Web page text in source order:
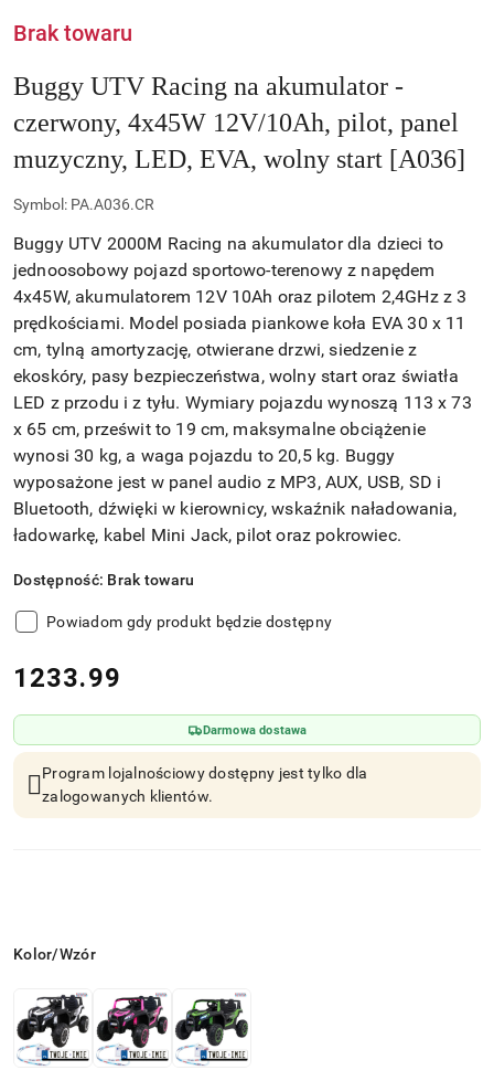
Brak towaru
Buggy UTV Racing na akumulator -
czerwony, 4x45W 12V/10Ah, pilot, panel
muzyczny, LED, EVA, wolny start [A036]
Symbol: PA.A036.CR
Buggy UTV 2000M Racing na akumulator dla dzieci to
jednoosobowy pojazd sportowo-terenowy z napędem
4x45W, akumulatorem 12V 10Ah oraz pilotem 2,4GHz z 3
prędkościami. Model posiada piankowe koła EVA 30 x 11
cm, tylną amortyzację, otwierane drzwi, siedzenie z
ekoskóry, pasy bezpieczeństwa, wolny start oraz światła
LED z przodu i z tyłu. Wymiary pojazdu wynoszą 113 x 73
x 65 cm, prześwit to 19 cm, maksymalne obciążenie
wynosi 30 kg, a waga pojazdu to 20,5 kg. Buggy
wyposażone jest w panel audio z MP3, AUX, USB, SD i
Bluetooth, dźwięki w kierownicy, wskaźnik naładowania,
ładowarkę, kabel Mini Jack, pilot oraz pokrowiec.
Dostępność: Brak towaru
Powiadom gdy produkt będzie dostępny
cena:
1233.99
Darmowa dostawa
Program lojalnościowy dostępny jest tylko dla
zalogowanych klientów.
Wariant
Kolor/Wzór